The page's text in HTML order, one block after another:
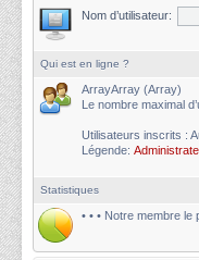
Nom d’utilisateur:
Qui est en ligne ?
ArrayArray (Array)
Le nombre maximal
Utilisateurs inscrits :
Légende:
Statistiques
• • • Notre membre